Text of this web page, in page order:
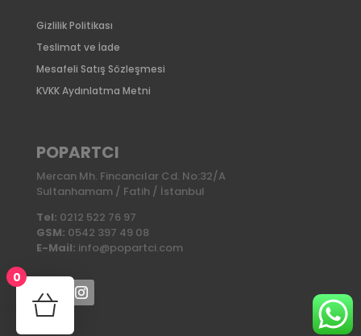
Gizlilik Politikası
Teslimat ve İade
Mesafeli Satış Sözleşmesi
KVKK Aydınlatma Metni
POPARTCI
Mercan Mh. Fincancılar Cd. No:32/A
Sultanhamam / Fatih / İstanbul
Tel: 0212 522 76 97
GSM: 0542 397 49 08
E-Mail: info@popartci.com
0